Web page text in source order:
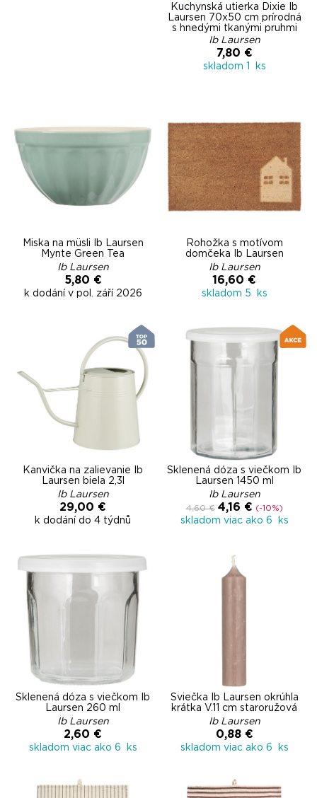
Kuchynská utierka Dixie Ib
Laursen 70x50 cm prírodná
s hnedými tkanými pruhmi
Ib Laursen
7,80 €
skladom 1 ks
Miska na müsli Ib Laursen
Mynte Green Tea
Ib Laursen
5,80 €
k dodání v pol. září 2026
Rohožka s motívom
domčeka Ib Laursen
Ib Laursen
16,60 €
skladom 5 ks
Kanvička na zalievanie Ib
Laursen biela 2,3l
Ib Laursen
29,00 €
k dodání do 4 týdnů
Sklenená dóza s viečkom Ib
Laursen 1450 ml
Ib Laursen
4,60 € 4,16 € (-10%)
skladom viac ako 6 ks
Sklenená dóza s viečkom Ib
Laursen 260 ml
Ib Laursen
2,60 €
skladom viac ako 6 ks
Sviečka Ib Laursen okrúhla
krátka V.11 cm staroružová
Ib Laursen
0,88 €
skladom viac ako 6 ks